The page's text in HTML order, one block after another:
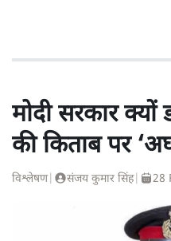
मोदी सरकार
की किताब पर
विश्लेषण| संजय कुमार सिंह| 28